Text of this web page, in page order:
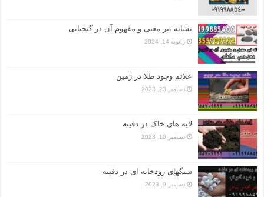
نشانه تبر معنی و مفهوم آن در گنجیابی
ژانویه 14, 2024
علائم وجود طلا در زمین
دسامبر 23, 2023
لایه های خاک در دفینه
دسامبر 10, 2023
سنگهای رودخانه ای در دفینه
دسامبر 9, 2023